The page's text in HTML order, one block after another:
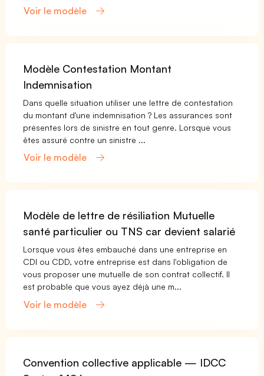
Voir le modèle
Modèle Contestation Montant
Indemnisation
Dans quelle situation utiliser une lettre de contestation
du montant d'une indemnisation ? Les assurances sont
présentes lors de sinistre en tout genre. Lorsque vous
êtes assuré contre un sinistre ...
Voir le modèle
Modèle de lettre de résiliation Mutuelle
santé particulier ou TNS car devient salarié
Lorsque vous êtes embauché dans une entreprise en
CDI ou CDD, votre entreprise est dans l'obligation de
vous proposer une mutuelle de son contrat collectif. Il
est probable que vous ayez déjà une m...
Voir le modèle
Convention collective applicable — IDCC